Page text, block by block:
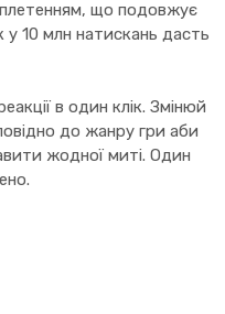
що подовжує
10 млн натискань дасть
в один клік. Змінюй
до жанру гри аби
жодної миті. Один